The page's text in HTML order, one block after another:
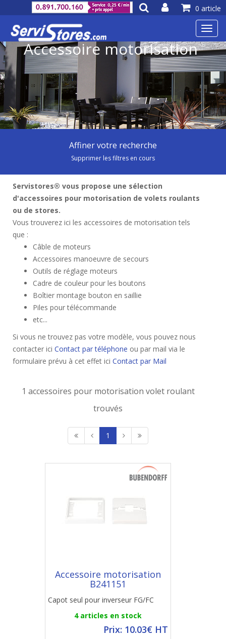
0 article
Accessoire motorisation
Affiner votre recherche
Supprimer les filtres en cours
Servistores® vous propose une sélection
d'accessoires pour motorisation de volets roulants
ou de stores.
Vous trouverez ici les accessoires de motorisation tels
que :
Câble de moteurs
Accessoires manoeuvre de secours
Outils de réglage moteurs
Cadre de couleur pour les boutons
Boîtier montage bouton en saillie
Piles pour télécommande
etc...
Si vous ne trouvez pas votre modèle, vous pouvez nous
contacter ici Contact par téléphone ou par mail via le
formulaire prévu à cet effet ici Contact par Mail
1 accessoires pour motorisation volet roulant
trouvés
1
Accessoire motorisation
B241151
Capot seul pour inverseur FG/FC
4 articles en stock
Prix: 10.03€ HT